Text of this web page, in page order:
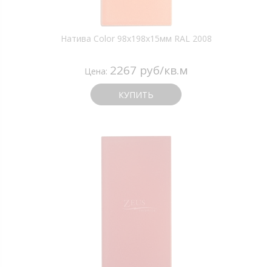
Натива Color 98х198х15мм RAL 2008
Цена: 2267 руб/кв.м
КУПИТЬ